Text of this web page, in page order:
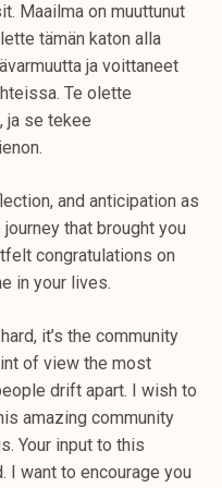
Maailma on muuttunut
tämän katon alla
ja voittaneet
Te olette
ja se tekee
and anticipation as
that brought you
congratulations on
in your lives.
it’s the community
of view the most
drift apart. I wish to
amazing community
Your input to this
I want to encourage you